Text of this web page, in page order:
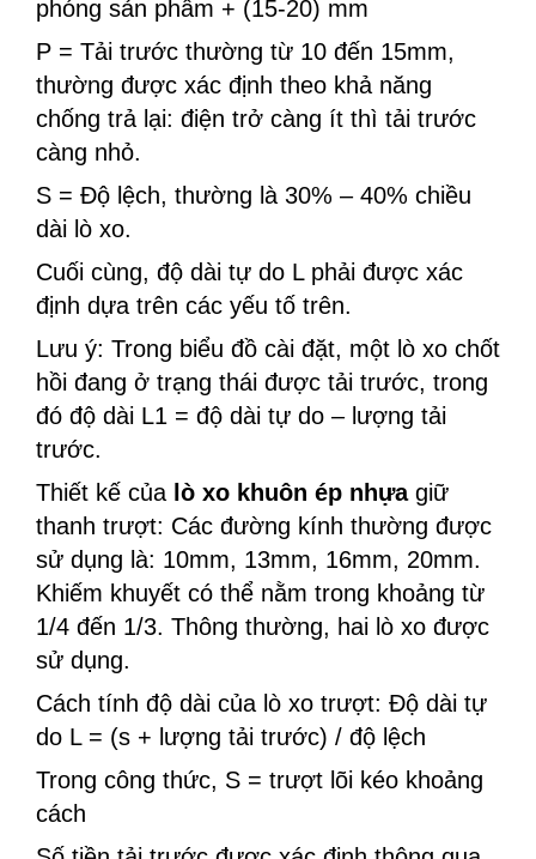
phóng sản phẩm + (15-20) mm
P = Tải trước thường từ 10 đến 15mm,
thường được xác định theo khả năng
chống trả lại: điện trở càng ít thì tải trước
càng nhỏ.
S = Độ lệch, thường là 30% – 40% chiều
dài lò xo.
Cuối cùng, độ dài tự do L phải được xác
định dựa trên các yếu tố trên.
Lưu ý: Trong biểu đồ cài đặt, một lò xo chốt
hồi đang ở trạng thái được tải trước, trong
đó độ dài L1 = độ dài tự do – lượng tải
trước.
Thiết kế của lò xo khuôn ép nhựagiữ
thanh trượt: Các đường kính thường được
sử dụng là: 10mm, 13mm, 16mm, 20mm.
Khiếm khuyết có thể nằm trong khoảng từ
1/4 đến 1/3. Thông thường, hai lò xo được
sử dụng.
Cách tính độ dài của lò xo trượt: Độ dài tự
do L = (s + lượng tải trước) / độ lệch
Trong công thức, S = trượt lõi kéo khoảng
cách